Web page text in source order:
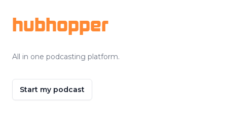
hubhopper
All in one podcasting platform.
Start my podcast